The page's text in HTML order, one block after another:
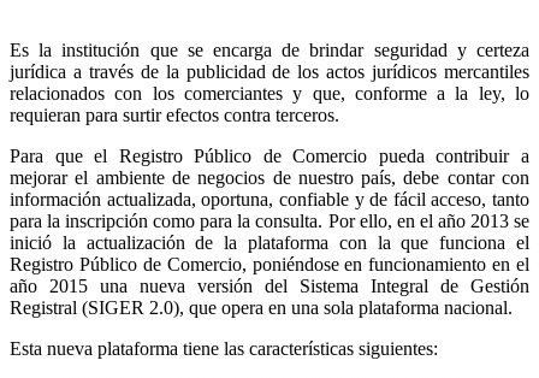
Es la institución que se encarga de brindar seguridad y certeza
jurídica a través de la publicidad de los actos jurídicos mercantiles
relacionados con los comerciantes y que, conforme a la ley, lo
requieran para surtir efectos contra terceros.
Para que el Registro Público de Comercio pueda contribuir a
mejorar el ambiente de negocios de nuestro país, debe contar con
información actualizada, oportuna, confiable y de fácil acceso, tanto
para la inscripción como para la consulta. Por ello, en el año 2013 se
inició la actualización de la plataforma con la que funciona el
Registro Público de Comercio, poniéndose en funcionamiento en el
año 2015 una nueva versión del Sistema Integral de Gestión
Registral (SIGER 2.0), que opera en una sola plataforma nacional.
Esta nueva plataforma tiene las características siguientes: